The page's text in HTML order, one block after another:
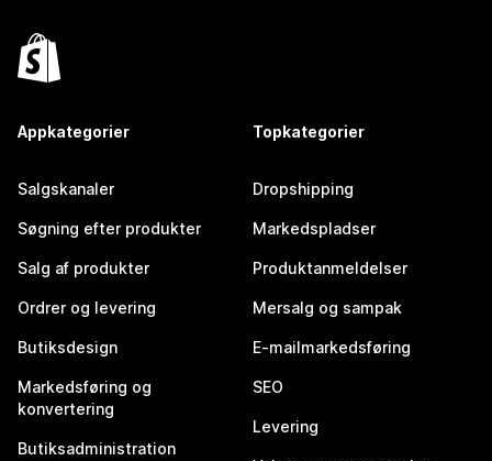
Appkategorier
Salgskanaler
Søgning efter produkter
Salg af produkter
Ordrer og levering
Butiksdesign
Markedsføring og
konvertering
Butiksadministration
Topkategorier
Dropshipping
Markedspladser
Produktanmeldelser
Mersalg og sampak
E-mailmarkedsføring
SEO
Levering